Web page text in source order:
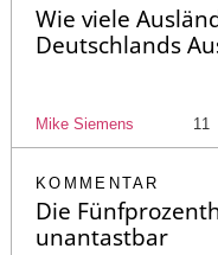
Wie viele
Deutschlands
Mike Siemens 11
KOMMENTAR
Die
unantastbar